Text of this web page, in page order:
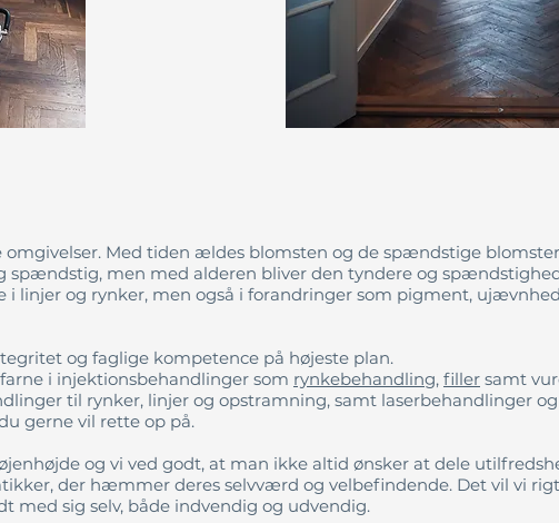
omgivelser. Med tiden ældes blomsten og de spændstige
spændstig, men med alderen bliver den tyndere og
i linjer og rynker, men også i forandringer som pigment,
og faglige kompetence på højeste plan.
i injektionsbehandlinger som rynkebehandling, filler samt
til rynker, linjer og opstramning, samt laserbehandlinger
gerne vil rette op på.
og vi ved godt, at man ikke altid ønsker at dele
der hæmmer deres selvværd og velbefindende. Det vil vi
med sig selv, både indvendig og udvendig.